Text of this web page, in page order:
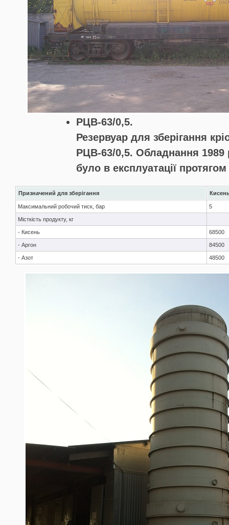
РЦВ-63/0,5.
Резервуар для зберігання
РЦВ-63/0,5. Обладнання 1989
було в експлуатації протягом
Призначений для зберігання
Максимальний робочий тиск, бар 5
Місткість продукту, кг
- Кисень 68500
- Аргон 84500
- Азот 48500